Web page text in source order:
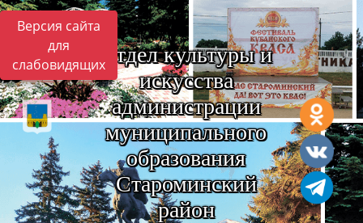
Версия сайта
для
слабовидящих Отдел культуры и
искусства
администрации
муниципального
образования
Староминский
район